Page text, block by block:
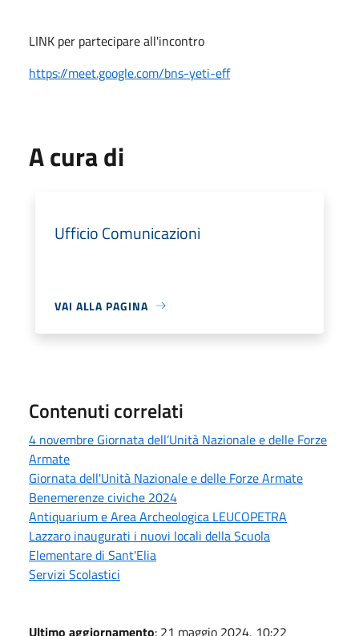
LINK per partecipare all'incontro
https://meet.google.com/bns-yeti-eff
A cura di
Ufficio Comunicazioni
VAI ALLA PAGINA
Contenuti correlati
4 novembre Giornata dell’Unità Nazionale e delle Forze
Armate
Giornata dell'Unità Nazionale e delle Forze Armate
Benemerenze civiche 2024
Antiquarium e Area Archeologica LEUCOPETRA
Lazzaro inaugurati i nuovi locali della Scuola
Elementare di Sant'Elia
Servizi Scolastici
Ultimo aggiornamento: 21 maggio 2024, 10:22